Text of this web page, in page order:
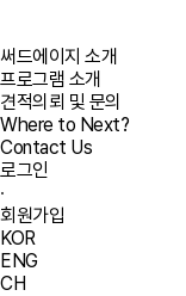
써드에이지 소개
프로그램 소개
견적의뢰 및 문의
Where to Next?
Contact Us
로그인
·
회원가입
KOR
ENG
CH